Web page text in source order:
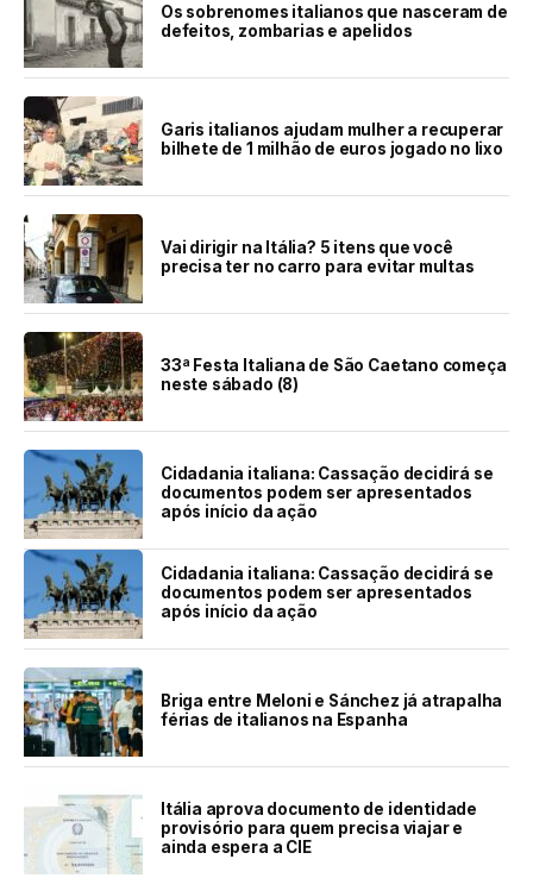
Os sobrenomes italianos que nasceram de
defeitos, zombarias e apelidos
Garis italianos ajudam mulher a recuperar
bilhete de 1 milhão de euros jogado no lixo
Vai dirigir na Itália? 5 itens que você
precisa ter no carro para evitar multas
33ª Festa Italiana de São Caetano começa
neste sábado (8)
Cidadania italiana: Cassação decidirá se
documentos podem ser apresentados
após início da ação
Cidadania italiana: Cassação decidirá se
documentos podem ser apresentados
após início da ação
Briga entre Meloni e Sánchez já atrapalha
férias de italianos na Espanha
Itália aprova documento de identidade
provisório para quem precisa viajar e
ainda espera a CIE